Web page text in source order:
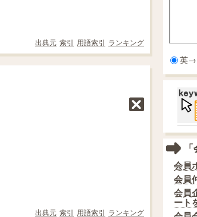
出典元 索引 用語索引 ランキング
出典元 索引 用語索引 ランキング
英→
会員
会員
会員
ート